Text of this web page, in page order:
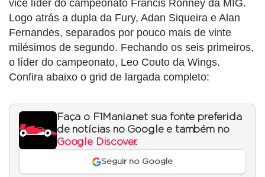
vice líder do campeonato Francis Ronney da MIG.
Logo atrás a dupla da Fury, Adan Siqueira e Alan
Fernandes, separados por pouco mais de vinte
milésimos de segundo. Fechando os seis primeiros,
o líder do campeonato, Leo Couto da Wings.
Confira abaixo o grid de largada completo:
Faça o F1Mania.net sua fonte preferida
de notícias no Google e também no
Google Discover.
Seguir no Google